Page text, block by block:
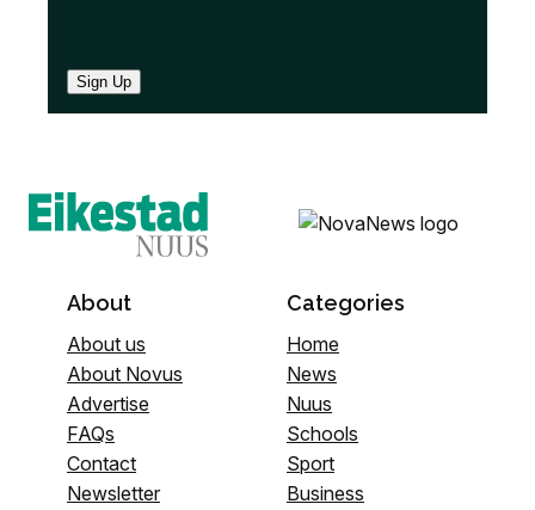
Sign Up
About
About us
About Novus
Advertise
FAQs
Contact
Newsletter
Categories
Home
News
Nuus
Schools
Sport
Business